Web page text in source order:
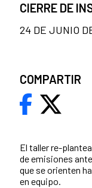
El taller re-
de emisiones
que se orienten
en equipo.
CIERRE DE
24 DE JUNIO
COMPARTIR